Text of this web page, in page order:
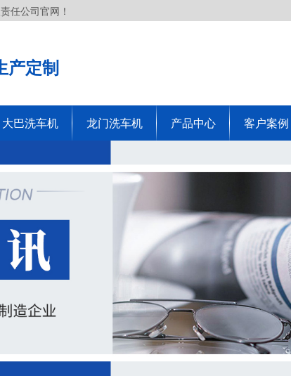
任公司官网！
产定制
大巴洗车机 龙门洗车机 产品中心 客户案例